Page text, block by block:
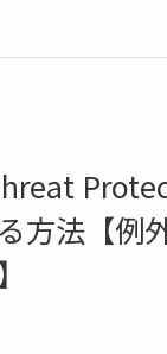
方法【例